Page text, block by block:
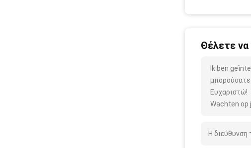
Θέλετε
Ik ben
μπορούσατε
Ευχαριστώ!
Wachten op